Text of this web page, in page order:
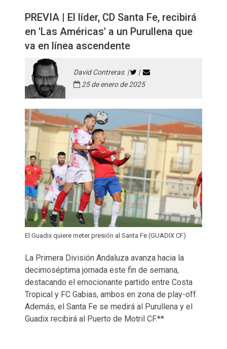
PREVIA | El líder, CD Santa Fe, recibirá
en 'Las Américas' a un Purullena que
va en línea ascendente
David Contreras |
|
25 de enero de 2025
El Guadix quiere meter presión al Santa Fe (GUADIX CF)
La Primera División Andaluza avanza hacia la
decimoséptima jornada este fin de semana,
destacando el emocionante partido entre Costa
Tropical y FC Gabias, ambos en zona de play-off.
Además, el Santa Fe se medirá al Purullena y el
Guadix recibirá al Puerto de Motril CF.**